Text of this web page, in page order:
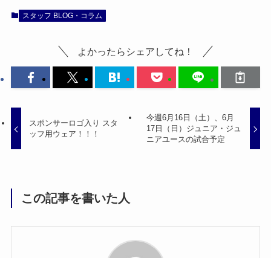
スタッフ BLOG・コラム
よかったらシェアしてね！
スポンサーロゴ入り スタ
ッフ用ウェア！！！
今週6月16日（土）、6月
17日（日）ジュニア・ジュ
ニアユースの試合予定
この記事を書いた人